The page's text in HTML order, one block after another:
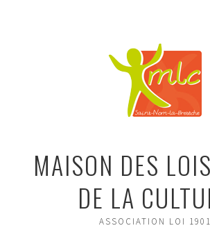
MAISON DES
DE LA
ASSOCIATION LOI 1901